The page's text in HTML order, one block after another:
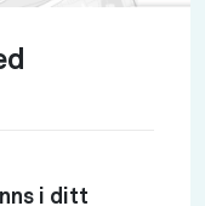
i ditt